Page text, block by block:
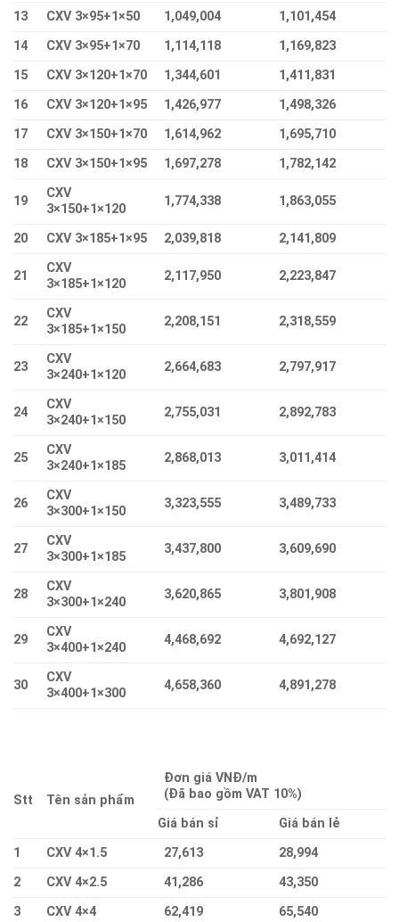
13
CXV 3×95+1×50 1,049,004
1,101,454
14
CXV 3×95+1×70 1,114,118
1,169,823
15
CXV 3×120+1×70 1,344,601
1,411,831
16
CXV 3×120+1×95 1,426,977
1,498,326
17
CXV 3×150+1×70 1,614,962
1,695,710
18
CXV 3×150+1×95 1,697,278 1,782,142
19
CXV
3×150+1×120
1,774,338 1,863,055
20 CXV 3×185+1×95 2,039,818 2,141,809
21
CXV
3×185+1×120
2,117,950 2,223,847
22
CXV
3×185+1×150
2,208,151 2,318,559
23
CXV
3×240+1×120
2,664,683 2,797,917
24
CXV
3×240+1×150
2,755,031 2,892,783
25
CXV
3×240+1×185
2,868,013 3,011,414
26
CXV
3×300+1×150
3,323,555 3,489,733
27
CXV
3×300+1×185
3,437,800 3,609,690
28
CXV
3×300+1×240
3,620,865 3,801,908
29
CXV
3×400+1×240
4,468,692 4,692,127
30
CXV
3×400+1×300
4,658,360 4,891,278
Stt Tên sản phẩm
Đơn giá VNĐ/m
(Đã bao gồm VAT 10%)
Giá bán sỉ
Giá bán lẻ
1
CXV 4×1.5 27,613
28,994
2
CXV 4×2.5 41,286
43,350
3
CXV 4×4 62,419 65,540